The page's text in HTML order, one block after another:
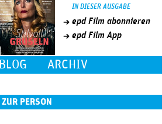
IN DIESER AUSGABE
epd Film abonnieren
epd Film App
BLOG ARCHIV
ZUR PERSON